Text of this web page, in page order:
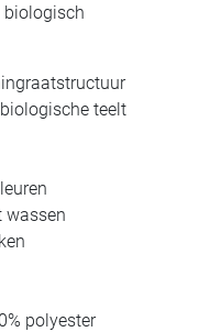
biologisch
teelt
wassen
polyester